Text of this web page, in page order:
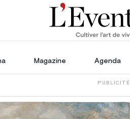
Magazine Agenda
PUBLICITÉ